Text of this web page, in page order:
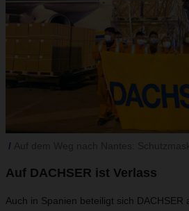
Auf DACHSER ist Verlass
Auch in Spanien beteiligt sich DACHSER